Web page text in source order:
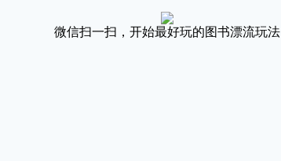
微信扫一扫，开始最好玩的图书漂流玩法